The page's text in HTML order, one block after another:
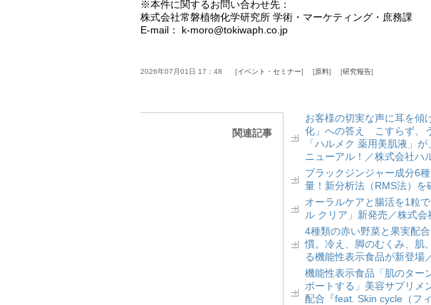
※本件に関するお問い合わせ先：
株式会社常磐植物化学研究所 学術・マーケティング・庶務課
E-mail： k-moro@tokiwaph.co.jp
2026年07月01日 17：48 イベント・セミナー 原料 研究報告
関連記事
お客様の切実な声に耳を傾
化」への答え こすらず、
「ハルメク 薬用美肌液」
ニューアル！／株式会社ハ
ブラックジンジャー成分6
量！新分析法（RMS法）を
オーラルケアと腸活を1粒
ル クリア」新発売／株式
4種類の赤い野菜と果実配
慣。冷え、脚のむくみ、肌
る機能性表示食品が新登場
機能性表示食品「肌のター
ポートする」美容サプリメ
配合『feat. Skin cycle（フ